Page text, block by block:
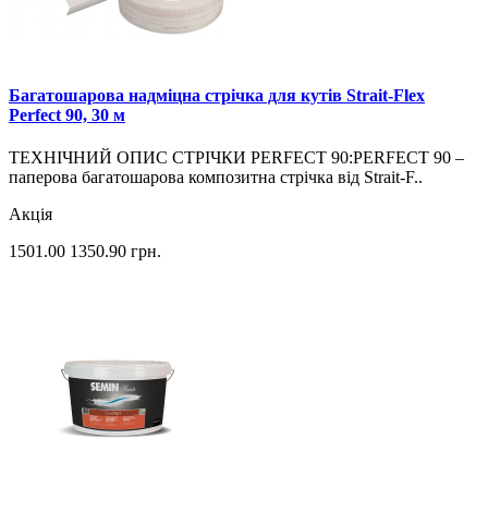
Багатошарова надміцна стрічка для кутів Strait-Flex
Perfect 90, 30 м
ТЕХНІЧНИЙ ОПИС СТРІЧКИ PERFECT 90:PERFECT 90 –
паперова багатошарова композитна стрічка від Strait-F..
Акція
1501.00 1350.90 грн.